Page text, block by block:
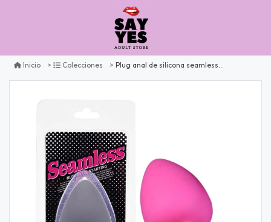
Inicio Colecciones Plug anal de silicona seamless talla s con joy